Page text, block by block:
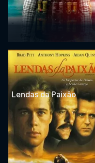
Lendas da Paixão